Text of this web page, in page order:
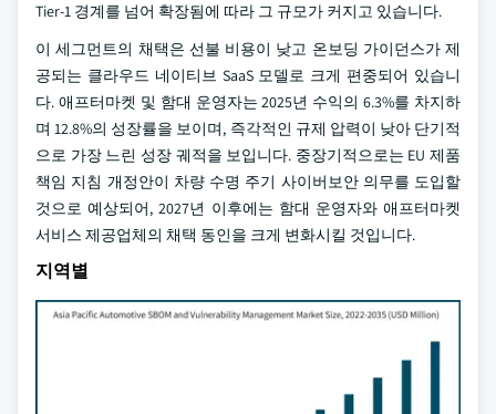
Tier-1 경계를 넘어 확장됨에 따라 그 규모가 커지고 있습니다.
이 세그먼트의 채택은 선불 비용이 낮고 온보딩 가이던스가 제
공되는 클라우드 네이티브 SaaS 모델로 크게 편중되어 있습니
다. 애프터마켓 및 함대 운영자는 2025년 수익의 6.3%를 차지하
며 12.8%의 성장률을 보이며, 즉각적인 규제 압력이 낮아 단기적
으로 가장 느린 성장 궤적을 보입니다. 중장기적으로는 EU 제품
책임 지침 개정안이 차량 수명 주기 사이버보안 의무를 도입할
것으로 예상되어, 2027년 이후에는 함대 운영자와 애프터마켓
서비스 제공업체의 채택 동인을 크게 변화시킬 것입니다.
지역별